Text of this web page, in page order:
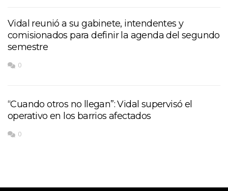
Vidal reunió a su gabinete, intendentes y
comisionados para definir la agenda del segundo
semestre
0
“Cuando otros no llegan”: Vidal supervisó el
operativo en los barrios afectados
0